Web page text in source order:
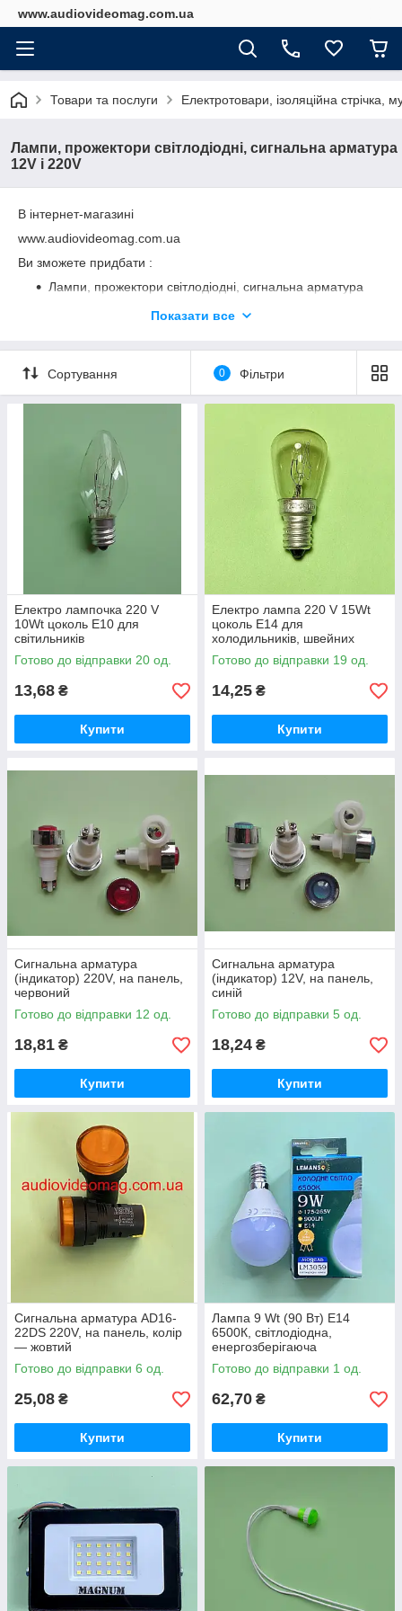
www.audiovideomag.com.ua
Товари та послуги Електротовари, ізоляційна стрічка,
Лампи, прожектори світлодіодні, сигнальна арматура
12V і 220V
В інтернет-магазині
www.audiovideomag.com.ua
Ви зможете придбати :
Лампи, прожектори світлодіодні, сигнальна арматура
Показати все
Сортування 0 Фільтри
Електро лампочка 220 V
10Wt цоколь Е10 для
світильників
Готово до відправки 20 од.
13,68 ₴
Купити
Електро лампа 220 V 15Wt
цоколь Е14 для
холодильників, швейних
машин
Готово до відправки 19 од.
14,25 ₴
Купити
Сигнальна арматура
(індикатор) 220V, на панель,
червоний
Готово до відправки 12 од.
18,81 ₴
Купити
Сигнальна арматура
(індикатор) 12V, на панель,
синій
Готово до відправки 5 од.
18,24 ₴
Купити
Сигнальна арматура AD16-
22DS 220V, на панель, колір
— жовтий
Готово до відправки 6 од.
25,08 ₴
Купити
Лампа 9 Wt (90 Вт) Е14
6500К, світлодіодна,
енергозберігаюча
Готово до відправки 1 од.
62,70 ₴
Купити